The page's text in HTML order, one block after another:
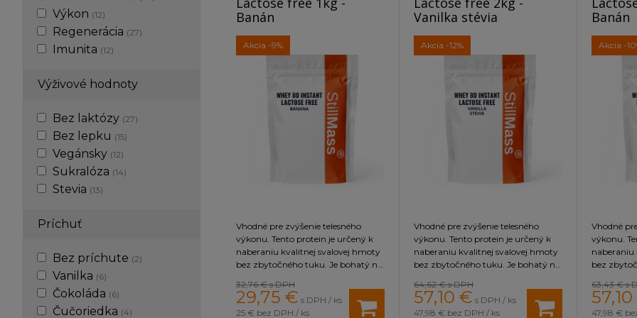
konope).
Hovädzí proteín(
voľba pre vás.
Výkon (12)
Regenerácia (27)
Imunita (12)
Výživové hodnoty
Bez laktózy (27)
Bez lepku (15)
Vegánsky (12)
Sukralóza (14)
Stevia (13)
Príchuť
Bez príchute (2)
Vanilka (6)
Čokoláda (6)
Čučoriedka (4)
Banán
Akcia -9%
Vhodné pre zvýšenie telesného
výkonu. Tento protein je určený k
naberaniu kvalitnej svalovej hmoty
bez zbytočného tuku. Je bohatý na
ktoré sú dôležité pre svalový rast,
pretože zahajujú proces syntézy
bielkovín a dodávajú do svalových
32,76 €s DPH
29,75 € s DPH / ks
25 € bez DPH / ks
Vanilka stévia
Akcia -12%
Vhodné pre zvýšenie telesného
výkonu. Tento protein je určený k
naberaniu kvalitnej svalovej hmoty
bez zbytočného tuku. Je bohatý na
ktoré sú dôležité pre svalový rast,
pretože zahajujú proces syntézy
bielkovín a dodávajú do svalových
64,62 €s DPH
57,10 € s DPH / ks
47,98 € bez DPH / ks
Banán
Akcia -
Vhodné
výkonu.
naberaniu
bez
ktoré sú
pretože
bielkovín
63,43 €s
57,10
47,98 €